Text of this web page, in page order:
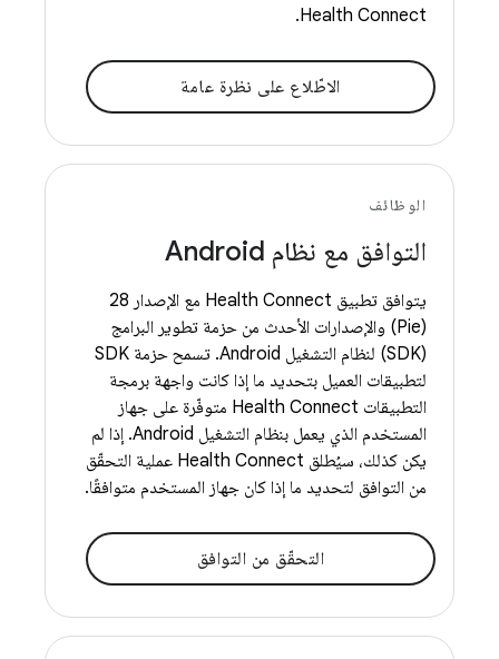
Health Connect.
الاطّلاع على نظرة عامة
الوظائف
التوافق مع نظام Android
يتوافق تطبيق Health Connect مع الإصدار 28
(Pie) والإصدارات الأحدث من حزمة تطوير البرامج
(SDK) لنظام التشغيل Android. تسمح حزمة SDK
لتطبيقات العميل بتحديد ما إذا كانت واجهة برمجة
التطبيقات Health Connect متوفّرة على جهاز
المستخدم الذي يعمل بنظام التشغيل Android. إذا لم
يكن كذلك، سيُطلق Health Connect عملية التحقّق
من التوافق لتحديد ما إذا كان جهاز المستخدم متوافقًا.
التحقّق من التوافق